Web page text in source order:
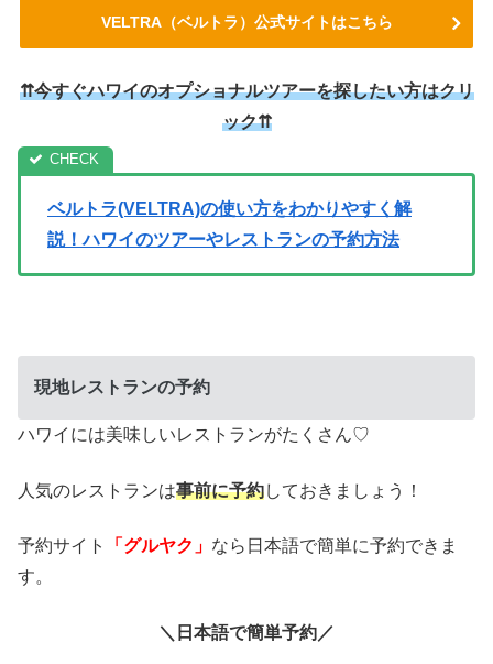
VELTRA（ベルトラ）公式サイトはこちら
⇈今すぐハワイのオプショナルツアーを探したい方はクリ
ック⇈
ベルトラ(VELTRA)の使い方をわかりやすく解
説！ハワイのツアーやレストランの予約方法
現地レストランの予約
ハワイには美味しいレストランがたくさん♡
人気のレストランは事前に予約しておきましょう！
予約サイト 「グルヤク」 なら日本語で簡単に予約できま
す。
＼日本語で簡単予約／